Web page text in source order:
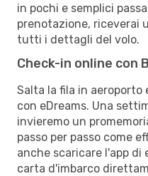
in pochi e semplici
prenotazione, riceverai
tutti i dettagli del volo.
Check-in online con
Salta la fila in
con eDreams. Una
invieremo un
passo per passo come
anche scaricare l'app di
carta d'imbarco